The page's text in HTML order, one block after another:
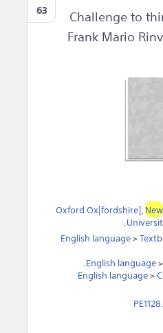
63
Challenge to
Frank Mario
Oxford Ox[fordshire],New
.
English language>
English language>
.
English language>